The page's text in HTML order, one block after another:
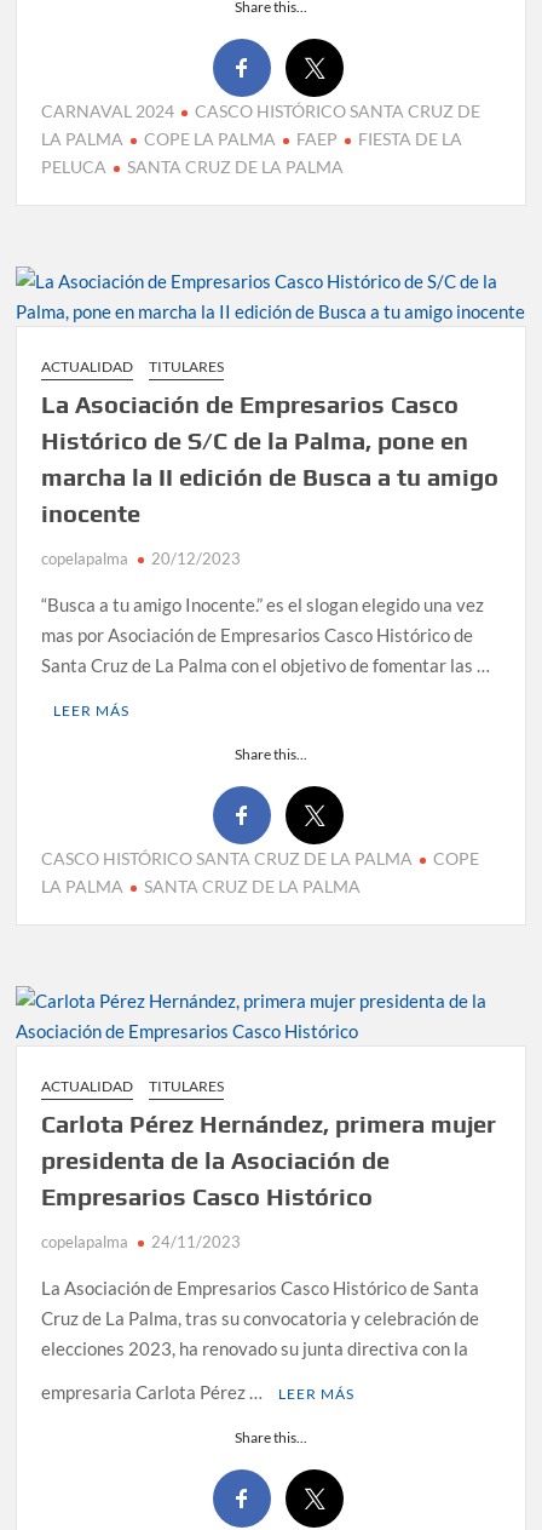
Share this...
CARNAVAL 2024
CASCO HISTÓRICO SANTA CRUZ DE
LA PALMA
COPE LA PALMA FAEP
FIESTA DE LA
PELUCA
SANTA CRUZ DE LA PALMA
ACTUALIDAD TITULARES
La Asociación de Empresarios Casco
Histórico de S/C de la Palma, pone en
marcha la II edición de Busca a tu amigo
inocente
copelapalma 20/12/2023
“Busca a tu amigo Inocente.” es el slogan elegido una vez
mas por Asociación de Empresarios Casco Histórico de
Santa Cruz de La Palma con el objetivo de fomentar las …
LEER MÁS
Share this...
CASCO HISTÓRICO SANTA CRUZ DE LA PALMA
COPE
LA PALMA
SANTA CRUZ DE LA PALMA
ACTUALIDAD TITULARES
Carlota Pérez Hernández, primera mujer
presidenta de la Asociación de
Empresarios Casco Histórico
copelapalma 24/11/2023
La Asociación de Empresarios Casco Histórico de Santa
Cruz de La Palma, tras su convocatoria y celebración de
elecciones 2023, ha renovado su junta directiva con la
empresaria Carlota Pérez …
LEER MÁS
Share this...